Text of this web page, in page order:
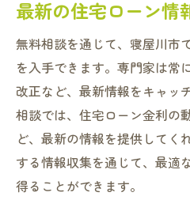
最新の住宅ローン情
無料相談を通じて、寝屋川市
を入手できます。専門家は常
改正など、最新情報をキャッ
相談では、住宅ローン金利の
ど、最新の情報を提供してく
する情報収集を通じて、最適
得ることができます。